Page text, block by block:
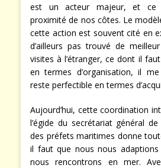
est un acteur majeur, et ce
proximité de nos côtes. Le
cette action est souvent cité en
d’ailleurs pas trouvé de
visites à l’étranger, ce dont il
en termes d’organisation, il
reste perfectible en termes
Aujourd’hui, cette coordination
l’égide du secrétariat général
des préfets maritimes donne
il faut que nous nous
nous rencontrons en mer.